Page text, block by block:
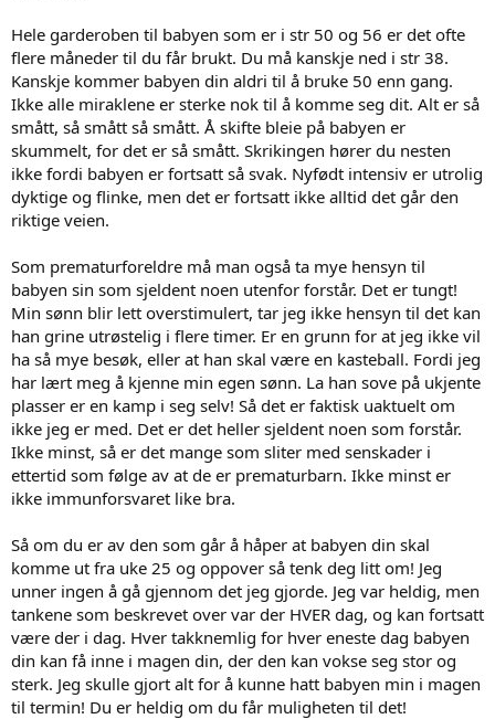
Hele garderoben til babyen som er i str 50 og 56 er det ofte
flere måneder til du får brukt. Du må kanskje ned i str 38.
Kanskje kommer babyen din aldri til å bruke 50 enn gang.
Ikke alle miraklene er sterke nok til å komme seg dit. Alt er så
smått, så smått så smått. Å skifte bleie på babyen er
skummelt, for det er så smått. Skrikingen hører du nesten
ikke fordi babyen er fortsatt så svak. Nyfødt intensiv er utrolig
dyktige og flinke, men det er fortsatt ikke alltid det går den
riktige veien.
Som prematurforeldre må man også ta mye hensyn til
babyen sin som sjeldent noen utenfor forstår. Det er tungt!
Min sønn blir lett overstimulert, tar jeg ikke hensyn til det kan
han grine utrøstelig i flere timer. Er en grunn for at jeg ikke vil
ha så mye besøk, eller at han skal være en kasteball. Fordi jeg
har lært meg å kjenne min egen sønn. La han sove på ukjente
plasser er en kamp i seg selv! Så det er faktisk uaktuelt om
ikke jeg er med. Det er det heller sjeldent noen som forstår.
Ikke minst, så er det mange som sliter med senskader i
ettertid som følge av at de er prematurbarn. Ikke minst er
ikke immunforsvaret like bra.
Så om du er av den som går å håper at babyen din skal
komme ut fra uke 25 og oppover så tenk deg litt om! Jeg
unner ingen å gå gjennom det jeg gjorde. Jeg var heldig, men
tankene som beskrevet over var der HVER dag, og kan fortsatt
være der i dag. Hver takknemlig for hver eneste dag babyen
din kan få inne i magen din, der den kan vokse seg stor og
sterk. Jeg skulle gjort alt for å kunne hatt babyen min i magen
til termin! Du er heldig om du får muligheten til det!